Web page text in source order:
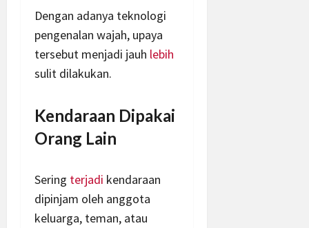
Dengan adanya teknologi
pengenalan wajah, upaya
tersebut menjadi jauh lebih
sulit dilakukan.
Kendaraan Dipakai
Orang Lain
Sering terjadi kendaraan
dipinjam oleh anggota
keluarga, teman, atau